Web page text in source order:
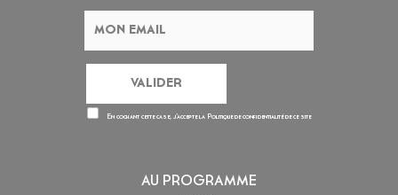
En cochant cette case, j’accepte la Politique de confidentialitéde ce site
AU PROGRAMME